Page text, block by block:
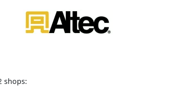
shops: